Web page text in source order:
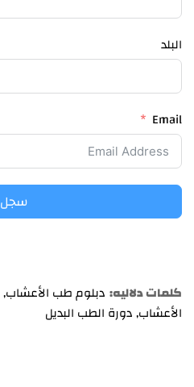
البلد
Email
سجل
كلمات دلاليه: دبلوم طب الأعشاب,
الأعشاب,دورة الطب البديل